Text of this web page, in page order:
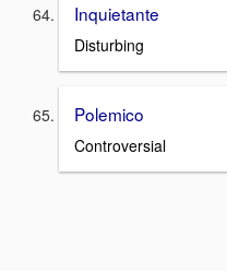
Inquietante
Disturbing
Polemico
Controversial